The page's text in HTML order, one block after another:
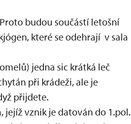
budou součástí letošní
které se odehrají v sala
jedna sic krátká leč
při krádeži, ale je
přijdete.
jejíž vznik je datován do 1.pol.